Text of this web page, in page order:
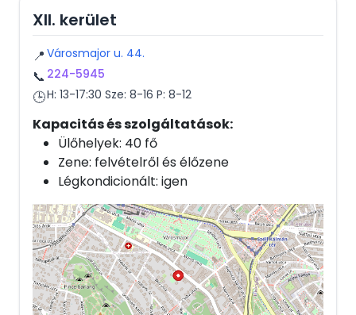
XII. kerület
📍 Városmajor u. 44.
📞 224-5945
🕒H: 13-17:30 Sze: 8-16 P: 8-12
Kapacitás és szolgáltatások:
Ülőhelyek: 40 fő
Zene: felvételről és élőzene
Légkondicionált: igen